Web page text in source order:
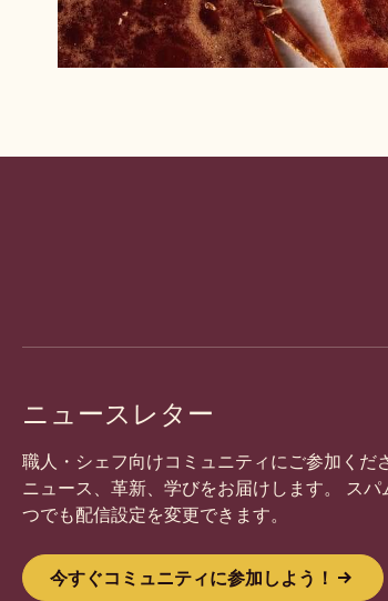
ニュースレター
職人・シェフ向けコミュニティにご参加くだ
ニュース、革新、学びをお届けします。 スパ
つでも配信設定を変更できます。
今すぐコミュニティに参加しよう！